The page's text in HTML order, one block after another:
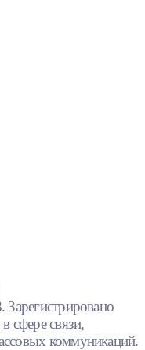
сфере связи,
коммуникаций.